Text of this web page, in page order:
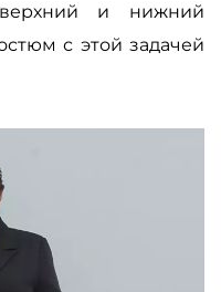
верхний и нижний
с этой задачей